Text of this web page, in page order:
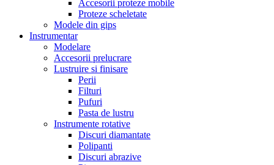
Accesorii proteze mobile
Proteze scheletate
Modele din gips
Instrumentar
Modelare
Accesorii prelucrare
Lustruire si finisare
Perii
Filturi
Pufuri
Pasta de lustru
Instrumente rotative
Discuri diamantate
Polipanti
Discuri abrazive